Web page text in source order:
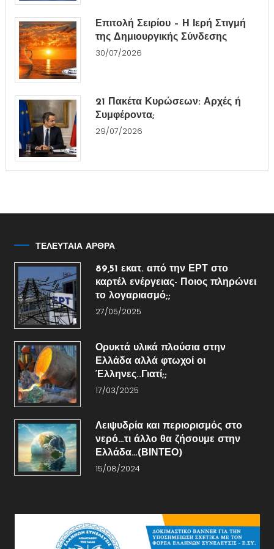
Επιτολή Σειρίου – Η Ιερή Στιγμή
της Δημιουργικής Σύνδεσης
30/07/2026
21 Πακέτα Κυρώσεων: Αρχές ή
Συμφέροντα;
29/07/2026
ΤΕΛΕΥΤΑΙΑ ΑΡΘΡΑ
89,51 εκατ. από την ΕΡΤ στο
καρτέλ ενέργειας- Ποιος πληρώνει
το λογαριασμό;;
27/05/2025
Ορυκτά υλικά πλούσια στην
Ελλάδα αλλά φτωχοί οι
Έλληνες..Γιατί;;
17/03/2025
Λειψυδρία και περιορισμός στο
νερό…τι άλλο θα ζήσουμε στην
Ελλάδα…(ΒΙΝΤΕΟ)
15/08/2024